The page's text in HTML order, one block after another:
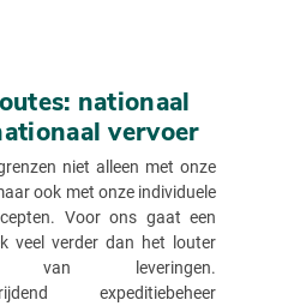
nationaal
vervoer
niet alleen met onze
ook met onze individuele
Voor ons gaat een
veel verder dan het louter
van leveringen.
expeditiebeheer